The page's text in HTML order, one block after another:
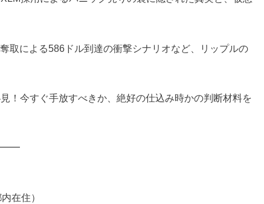
取による586ドル到達の衝撃シナリオなど、リップルの
！今すぐ手放すべきか、絶好の仕込み時かの判断材料を
在住）